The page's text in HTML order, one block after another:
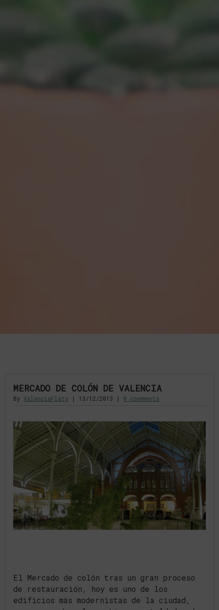
MERCADO DE COLÓN DE VALENCIA
By ValenciaFlats | 13/12/2013 | 0 comments
El Mercado de colón tras un gran proceso
de restauración, hoy es uno de los
edificios más modernistas de la ciudad,